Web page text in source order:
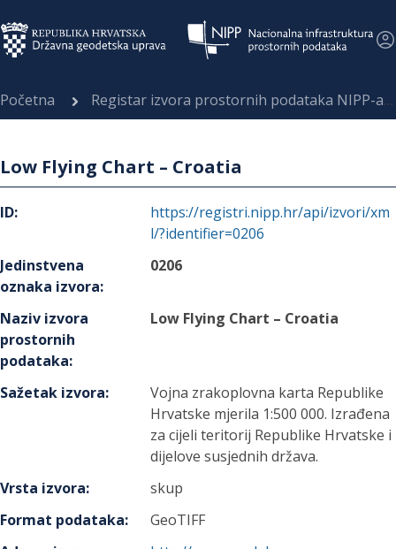
Početna Registar izvora prostornih podataka NIPP-a
Low Flying Chart – Croatia
ID:
https://registri.nipp.hr/api/izvori/xm
l/?identifier=0206
Jedinstvena
oznaka izvora:
0206
Naziv izvora
prostornih
podataka:
Low Flying Chart – Croatia
Sažetak izvora:
Vojna zrakoplovna karta Republike
Hrvatske mjerila 1:500 000. Izrađena
za cijeli teritorij Republike Hrvatske i
dijelove susjednih država.
Vrsta izvora:
skup
Format podataka:
GeoTIFF